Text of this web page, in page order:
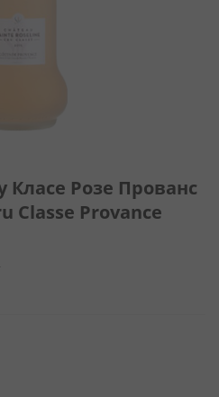
Класе Розе Прованс
Classe Provance